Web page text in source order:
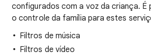
configurados com a voz da criança. É
o controle da família para estes
Filtros de música
Filtros de vídeo